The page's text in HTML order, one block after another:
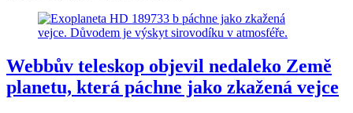
Webbův teleskop objevil nedaleko Země
planetu, která páchne jako zkažená vejce